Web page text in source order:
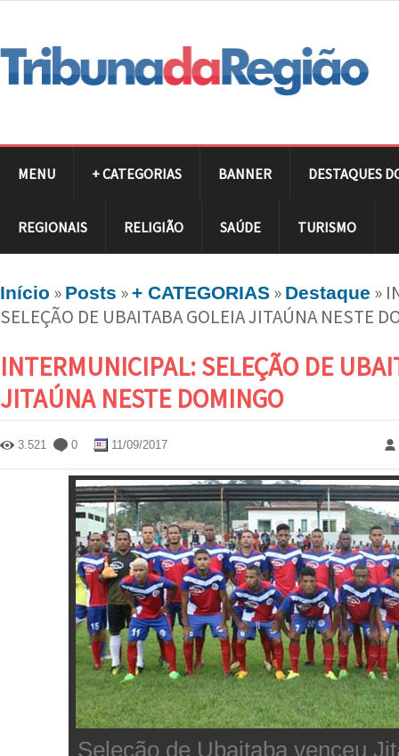
MENU + CATEGORIAS BANNER DESTAQUES
REGIONAIS RELIGIÃO SAÚDE TURISMO
Início » Posts »+ CATEGORIAS » Destaque »
SELEÇÃO DE UBAITABA GOLEIA JITAÚNA NESTE
INTERMUNICIPAL: SELEÇÃO DE
JITAÚNA NESTE DOMINGO
3.521 0 11/09/2017
Seleção de Ubaitaba venceu